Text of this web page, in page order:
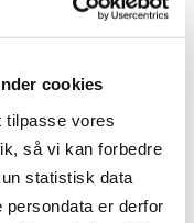
cookies
tilpasse vores
så vi kan forbedre
statistisk data
persondata er derfor
rolle